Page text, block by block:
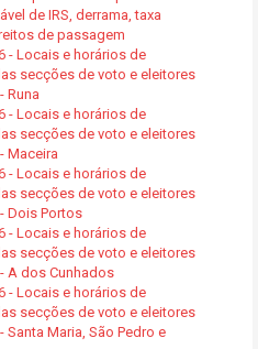
de IRS, derrama, taxa
de passagem
- Locais e horários de
secções de voto e eleitores
Runa
- Locais e horários de
secções de voto e eleitores
Maceira
- Locais e horários de
secções de voto e eleitores
Dois Portos
- Locais e horários de
secções de voto e eleitores
A dos Cunhados
- Locais e horários de
secções de voto e eleitores
Santa Maria, São Pedro e